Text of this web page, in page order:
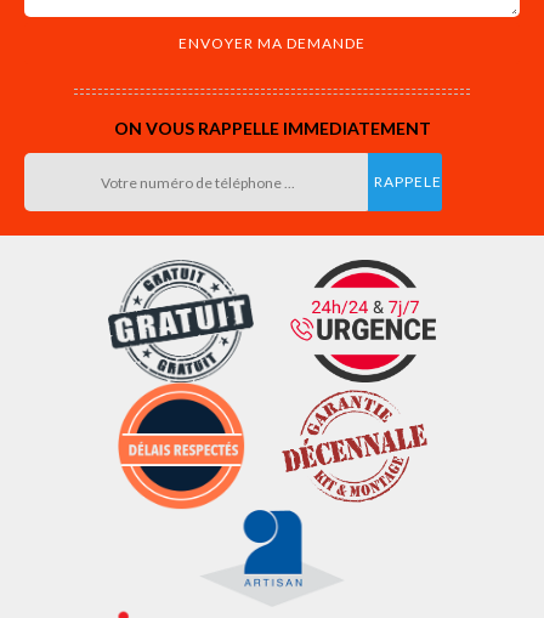
ON VOUS RAPPELLE IMMEDIATEMENT